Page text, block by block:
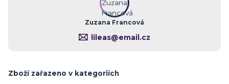
Zuzana Francová
lileas@email.cz
Zboží zařazeno v kategoriích